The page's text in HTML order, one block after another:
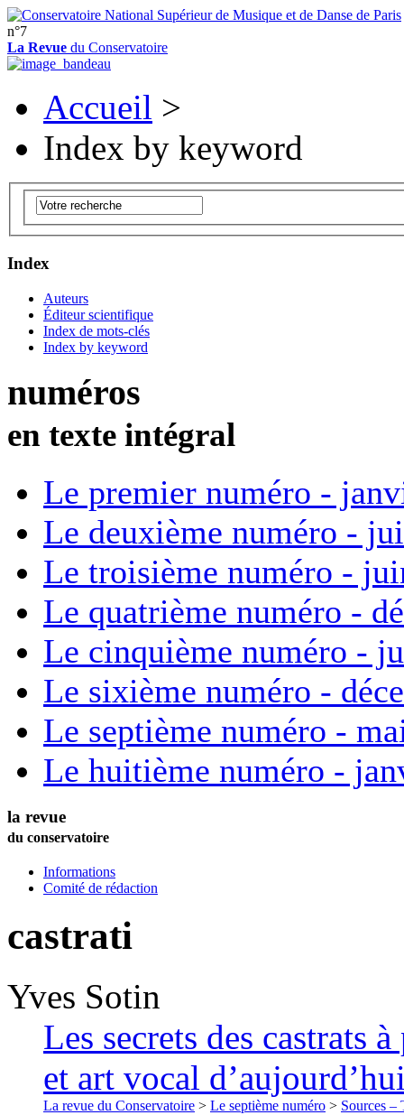
n°7
La Revue du Conservatoire
Accueil >
Index by keyword
Index
Auteurs
Éditeur scientifique
Index de mots-clés
Index by keyword
numéros
en texte intégral
Le premier numéro -
Le deuxième numéro -
Le troisième numéro -
Le quatrième numéro -
Le cinquième numéro -
Le sixième numéro -
Le septième numéro -
Le huitième numéro -
la revue
du conservatoire
Informations
Comité de rédaction
castrati
Yves Sotin
Les secrets des castrats
et art vocal
La revue du Conservatoire > Le septième numéro > Sources –